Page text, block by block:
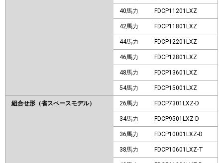
40馬力 FDCP11201LXZ
42馬力 FDCP11801LXZ
44馬力 FDCP12201LXZ
46馬力 FDCP12801LXZ
48馬力 FDCP13601LXZ
54馬力 FDCP15001LXZ
組合せ形（省スペースモデル） 26馬力 FDCP7301LXZ-D
34馬力 FDCP9501LXZ-D
36馬力 FDCP10001LXZ-D
38馬力 FDCP10601LXZ-T